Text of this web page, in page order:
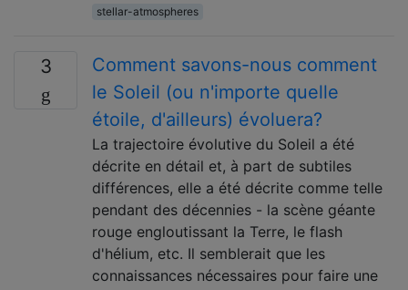
stellar-atmospheres
3
Comment savons-nous comment
le Soleil (ou n'importe quelle
étoile, d'ailleurs) évoluera?
La trajectoire évolutive du Soleil a été
décrite en détail et, à part de subtiles
différences, elle a été décrite comme telle
pendant des décennies - la scène géante
rouge engloutissant la Terre, le flash
d'hélium, etc. Il semblerait que les
connaissances nécessaires pour faire une